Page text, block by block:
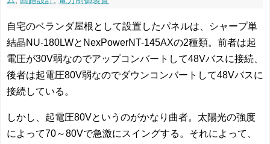
自宅のベランダ屋根として設置したパネルは、シャープ単
結晶NU-180LWとNexPowerNT-145AXの2種類。前者は起
電圧が30V弱なのでアップコンバートして48Vバスに接続、
後者は起電圧80V弱なのでダウンコンバートして48Vバスに
接続している。
しかし、起電圧80Vというのがかなり曲者。太陽光の強度
によって70～80Vで急激にスイングする。それによって、